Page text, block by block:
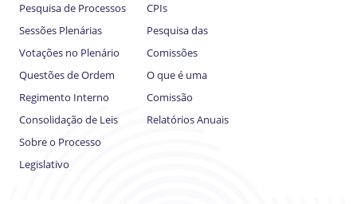
Pesquisa de Processos
Sessões Plenárias
Votações no Plenário
Questões de Ordem
Regimento Interno
Consolidação de Leis
Sobre o Processo
Legislativo
CPIs
Pesquisa das
Comissões
O que é uma
Comissão
Relatórios Anuais